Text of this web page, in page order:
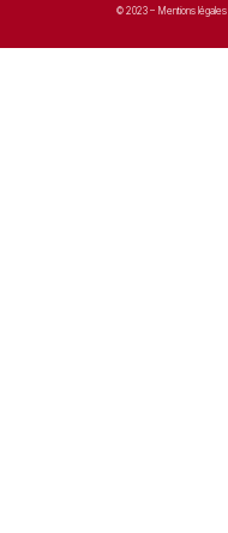
© 2023 – Mentions légales